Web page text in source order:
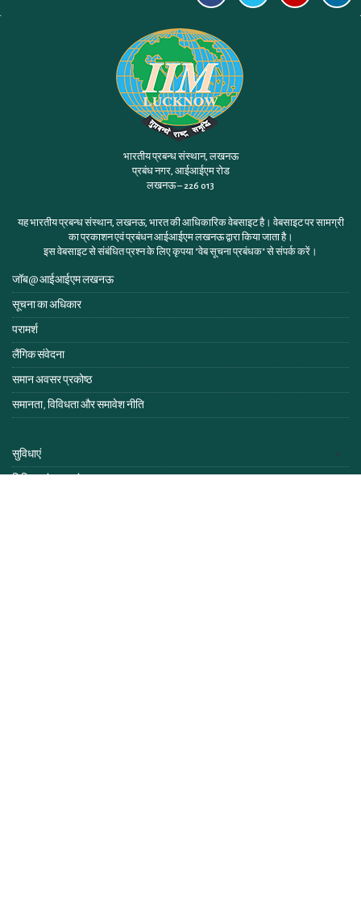
भारतीय प्रबन्ध संस्थान, लखनऊ
प्रबंध नगर, आईआईएम रोड
लखनऊ – 226 013
यह भारतीय प्रबन्ध संस्थान, लखनऊ, भारत की आधिकारिक वेबसाइट है। वेबसाइट पर सामग्री
का प्रकाशन एवं प्रबंधन आईआईएम लखनऊ द्वारा किया जाता है।
इस वेबसाइट से संबंधित प्रश्न के लिए कृपया "वेब सूचना प्रबंधक"से संपर्क करें।
जॉब@ आईआईएम लखनऊ
सूचना का अधिकार
परामर्श
लैंगिक संवेदना
समान अवसर प्रकोष्ठ
समानता, विविधता और समावेश नीति
सुविधाएं